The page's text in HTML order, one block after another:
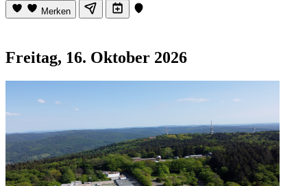
Merken
Freitag, 16. Oktober 2026